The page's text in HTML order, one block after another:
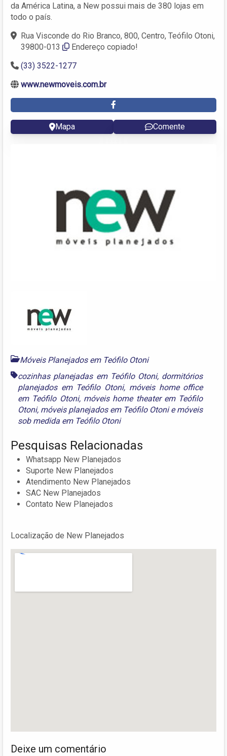
da América Latina, a New possui mais de 380 lojas em
todo o país.
Rua Visconde do Rio Branco, 800, Centro, Teófilo Otoni,
39800-013
Endereço copiado!
(33) 3522-1277
www.newmoveis.com.br
Mapa Comente
Móveis Planejados em Teófilo Otoni
cozinhas planejadas em Teófilo Otoni, dormitórios
planejados em Teófilo Otoni, móveis home office
em Teófilo Otoni, móveis home theater em Teófilo
Otoni, móveis planejados em Teófilo Otoniemóveis
sob medida em Teófilo Otoni
Pesquisas Relacionadas
Whatsapp New Planejados
Suporte New Planejados
Atendimento New Planejados
SAC New Planejados
Contato New Planejados
Localização de New Planejados
Deixe um comentário